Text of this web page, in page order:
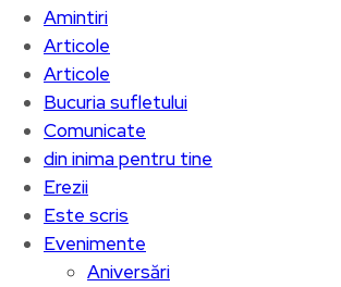
Amintiri
Articole
Articole
Bucuria sufletului
Comunicate
din inima pentru tine
Erezii
Este scris
Evenimente
Aniversări